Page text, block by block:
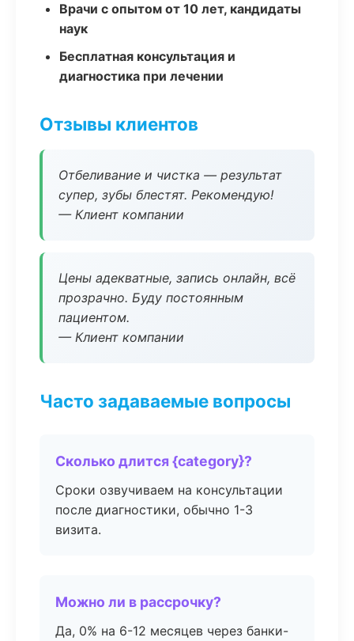
Врачи с опытом от 10 лет, кандидаты
наук
Бесплатная консультация и
диагностика при лечении
Отзывы клиентов
Отбеливание и чистка — результат
супер, зубы блестят. Рекомендую!
— Клиент компании
Цены адекватные, запись онлайн, всё
прозрачно. Буду постоянным
пациентом.
— Клиент компании
Часто задаваемые вопросы
Сколько длится {category}?
Сроки озвучиваем на консультации
после диагностики, обычно 1-3
визита.
Можно ли в рассрочку?
Да, 0% на 6-12 месяцев через банки-